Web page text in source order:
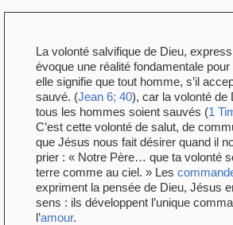
La volonté salvifique de Dieu,
évoque une réalité fondamentale
elle signifie que tout homme, s’il
sauvé. (Jean 6; 40), car la volonté de
tous les hommes soient sauvés (1
C’est cette volonté de salut, de
que Jésus nous fait désirer quand il
prier : « Notre Père… que ta volonté
terre comme au ciel. » Les
expriment la pensée de Dieu, Jésus
sens : ils développent l’unique
l’amour.